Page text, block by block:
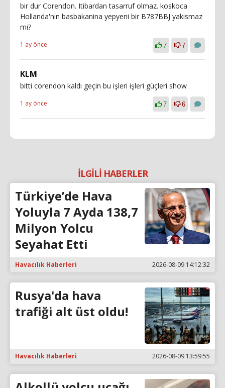
bir dur Corendon. Itibardan tasarruf olmaz. koskoca
Hollanda'nin basbakanina yepyeni bir B787BBJ yakismaz
mi?
1 ay önce 7 7
KLM
bitti corendon kaldı geçin bu işleri işleri güçleri show
1 ay önce 7 6
İLGİLİ HABERLER
Türkiye’de Hava
Yoluyla 7 Ayda 138,7
Milyon Yolcu
Seyahat Etti
Havacılık Haberleri 2026-08-09 14:12:32
Rusya'da hava
trafiği alt üst oldu!
Havacılık Haberleri 2026-08-09 13:59:55